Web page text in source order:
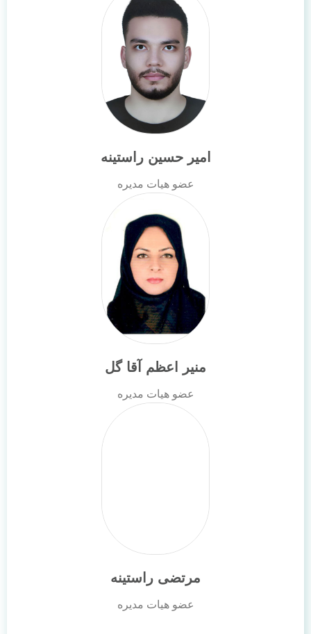
امیر حسین راستینه
عضو هیات مدیره
منیر اعظم آقا گل
عضو هیات مدیره
مرتضی راستینه
عضو هیات مدیره